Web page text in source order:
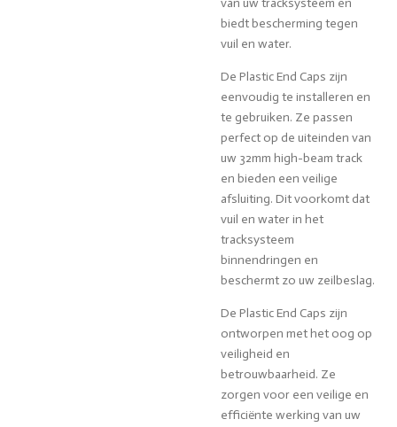
van uw tracksysteem en
biedt bescherming tegen
vuil en water.
De Plastic End Caps zijn
eenvoudig te installeren en
te gebruiken. Ze passen
perfect op de uiteinden van
uw 32mm high-beam track
en bieden een veilige
afsluiting. Dit voorkomt dat
vuil en water in het
tracksysteem
binnendringen en
beschermt zo uw zeilbeslag.
De Plastic End Caps zijn
ontworpen met het oog op
veiligheid en
betrouwbaarheid. Ze
zorgen voor een veilige en
efficiënte werking van uw